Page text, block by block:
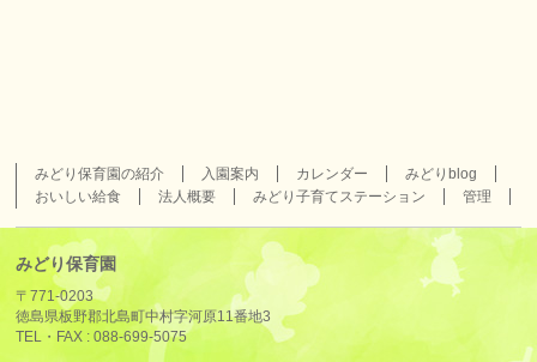
みどり保育園の紹介 入園案内 カレンダー
みどりblog
おいしい給食
法人概要 みどり子育てステーション 管理
みどり保育園
〒771-0203
徳島県板野郡北島町中村字河原11番地3
TEL・FAX :088-699-5075